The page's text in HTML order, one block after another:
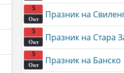
5
Окт Празник на
5
Окт Празник на Стара
5
Окт Празник на Банско